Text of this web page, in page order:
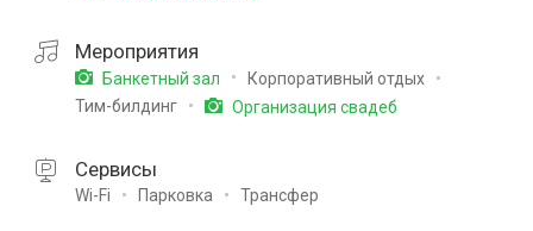
Мероприятия
Банкетный зал
Корпоративный отдых
Тим-билдинг
Организация свадеб
Сервисы
Wi-Fi Парковка Трансфер